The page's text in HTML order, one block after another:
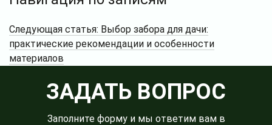
Следующая статья: Выбор забора для дачи:
практические рекомендации и особенности
материалов
ЗАДАТЬ ВОПРОС
Заполните форму и мы ответим вам в